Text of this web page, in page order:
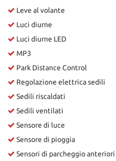
Leve al volante
Luci diurne
Luci diurne LED
MP3
Park Distance Control
Regolazione elettrica sedili
Sedili riscaldati
Sedili ventilati
Sensore di luce
Sensore di pioggia
Sensori di parcheggio anteriori